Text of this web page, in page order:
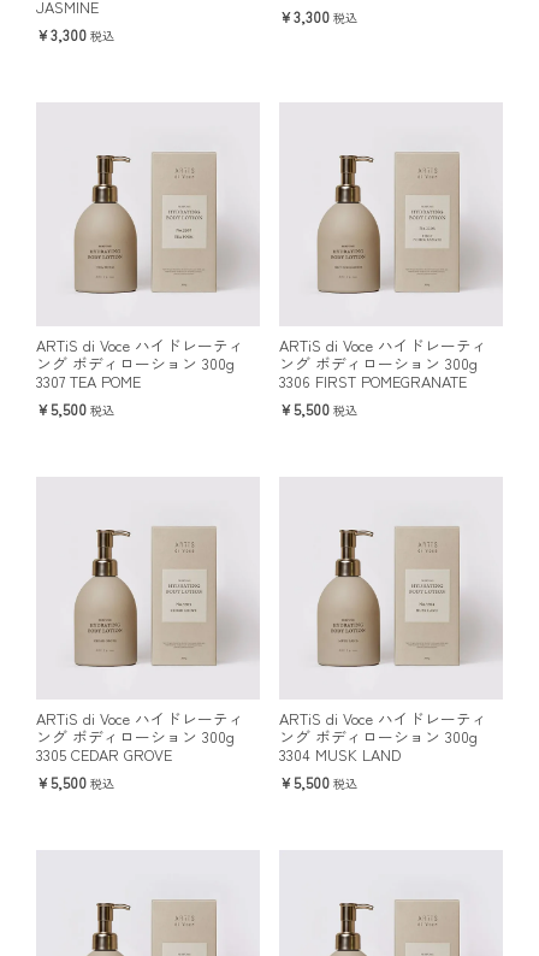
JASMINE
3,300 税込
3,300 税込
ARTiS di Voce ハイドレーティ
ング ボディローション 300g
3307 TEA POME
5,500 税込
ARTiS di Voce ハイドレーティ
ング ボディローション 300g
3306 FIRST POMEGRANATE
5,500 税込
ARTiS di Voce ハイドレーティ
ング ボディローション 300g
3305 CEDAR GROVE
5,500 税込
ARTiS di Voce ハイドレーティ
ング ボディローション 300g
3304 MUSK LAND
5,500 税込